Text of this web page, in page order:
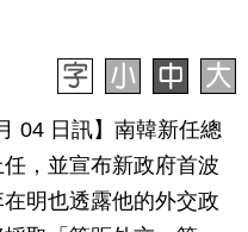
04 日訊】南韓新任總
，並宣布新政府首波
明也透露他的外交政